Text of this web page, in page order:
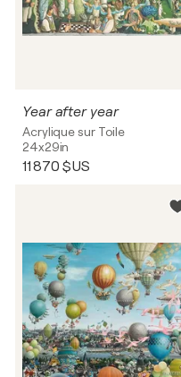
Year after year
Acrylique sur Toile
24x29in
11 870 $US